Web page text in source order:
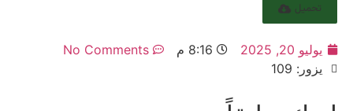
تحميل
يوليو 20, 2025 8:16 م
No Comments
يزور: 109